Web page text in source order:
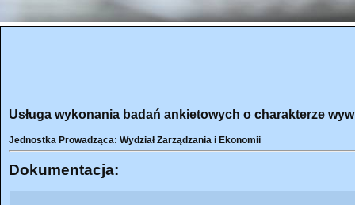
Usługa wykonania badań ankietowych o charakterze
Jednostka Prowadząca: Wydział Zarządzania i Ekonomii
Dokumentacja: